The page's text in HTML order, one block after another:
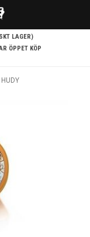
LAGER)
ÖPPET KÖP